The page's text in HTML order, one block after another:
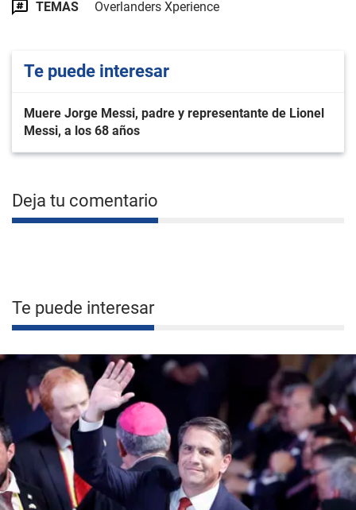
TEMAS Overlanders Xperience
Te puede interesar
Muere Jorge Messi, padre y representante de Lionel
Messi, a los 68 años
Deja tu comentario
Te puede interesar